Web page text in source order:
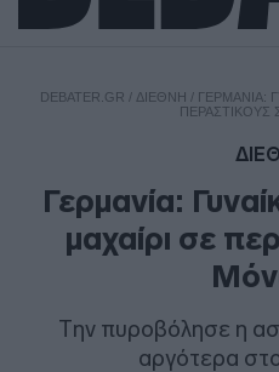
DEBATER.GR / ΔΙΕΘΝΗ / ΓΕΡΜΑΝΊΑ:
Γερμανία:
μαχαίρι σε
Την πυροβόλησε η
αργότερα